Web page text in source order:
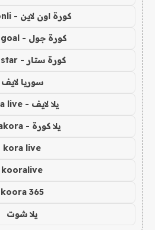
كورة اون لاين - kora onli
كورة جول - kora goal
كورة ستار - kora star
سوريا لايف
يلا لايف - yalla live
يلا كورة - yallakora
kora live
kooralive
koora 365
يلا شوت